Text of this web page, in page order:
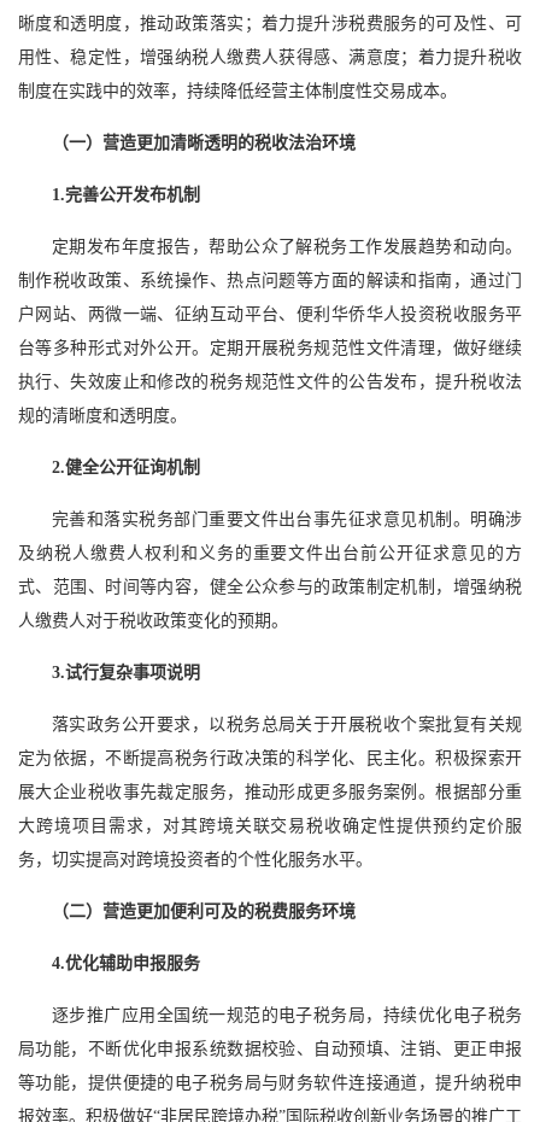
晰度和透明度，推动政策落实；着力提升涉税费服务的可及性、可
用性、稳定性，增强纳税人缴费人获得感、满意度；着力提升税收
制度在实践中的效率，持续降低经营主体制度性交易成本。
（一）营造更加清晰透明的税收法治环境
1.完善公开发布机制
定期发布年度报告，帮助公众了解税务工作发展趋势和动向。
制作税收政策、系统操作、热点问题等方面的解读和指南，通过门
户网站、两微一端、征纳互动平台、便利华侨华人投资税收服务平
台等多种形式对外公开。定期开展税务规范性文件清理，做好继续
执行、失效废止和修改的税务规范性文件的公告发布，提升税收法
规的清晰度和透明度。
2.健全公开征询机制
完善和落实税务部门重要文件出台事先征求意见机制。明确涉
及纳税人缴费人权利和义务的重要文件出台前公开征求意见的方
式、范围、时间等内容，健全公众参与的政策制定机制，增强纳税
人缴费人对于税收政策变化的预期。
3.试行复杂事项说明
落实政务公开要求，以税务总局关于开展税收个案批复有关规
定为依据，不断提高税务行政决策的科学化、民主化。积极探索开
展大企业税收事先裁定服务，推动形成更多服务案例。根据部分重
大跨境项目需求，对其跨境关联交易税收确定性提供预约定价服
务，切实提高对跨境投资者的个性化服务水平。
（二）营造更加便利可及的税费服务环境
4.优化辅助申报服务
逐步推广应用全国统一规范的电子税务局，持续优化电子税务
局功能，不断优化申报系统数据校验、自动预填、注销、更正申报
等功能，提供便捷的电子税务局与财务软件连接通道，提升纳税申
报效率。积极做好“非居民跨境办税”国际税收创新业务场景的推广工